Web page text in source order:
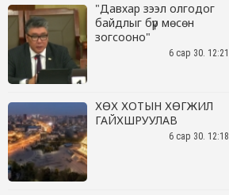
"Давхар зээл олгодог
байдлыг бүр мөсөн
зогсооно"
6 сар 30. 12:21
ХӨХ ХОТЫН ХӨГЖИЛ
ГАЙХШРУУЛАВ
6 сар 30. 12:18